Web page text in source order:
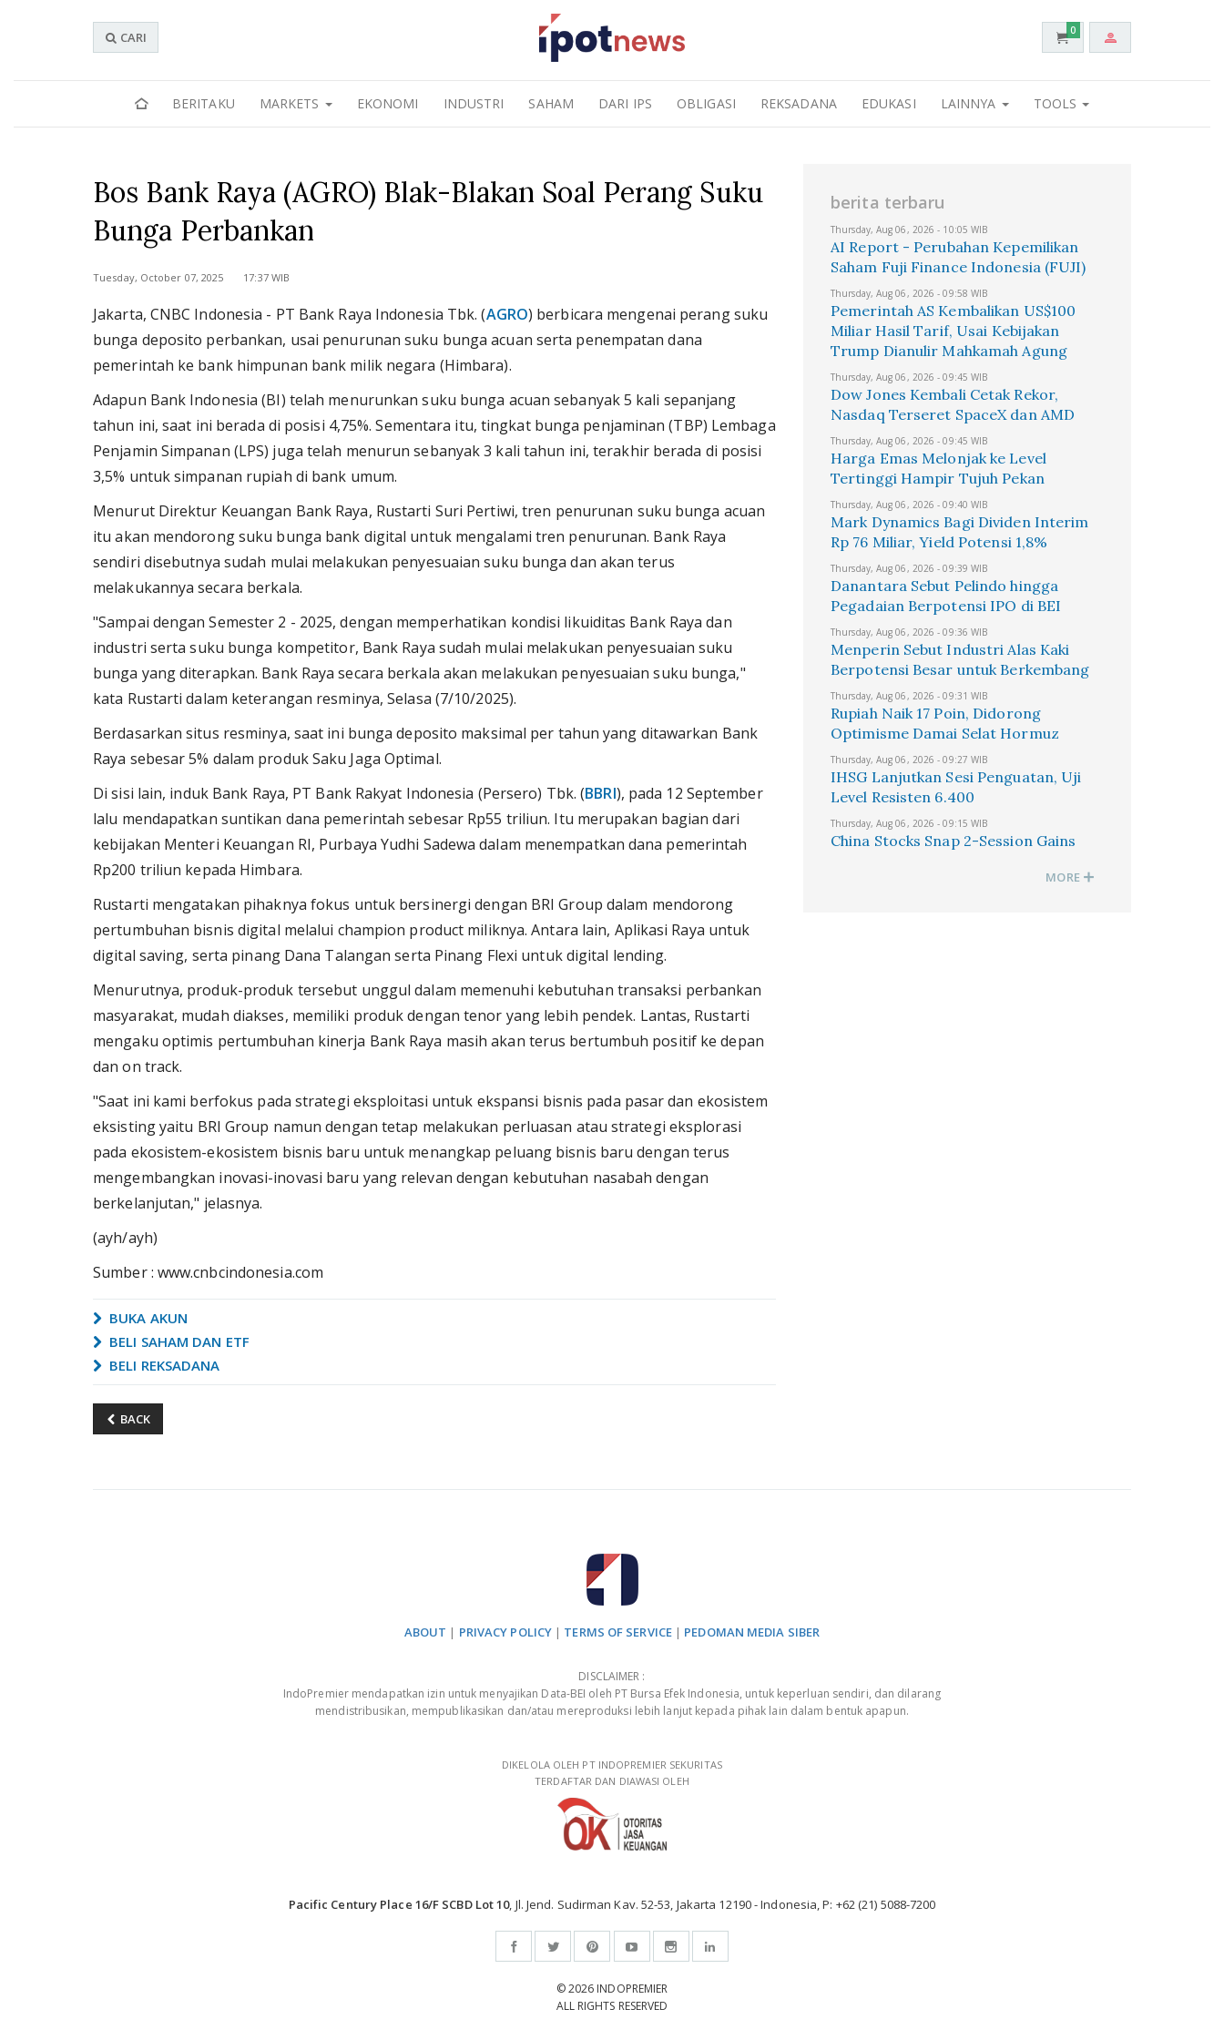
CARI 0
BERITAKU MARKETS EKONOMI INDUSTRI SAHAM DARI IPS OBLIGASI REKSADANA EDUKASI LAINNYA TOOLS
Bos Bank Raya (AGRO) Blak-Blakan Soal Perang Suku
Bunga Perbankan
Tuesday, October 07, 2025 17:37 WIB
Jakarta, CNBC Indonesia - PT Bank Raya Indonesia Tbk. (AGRO) berbicara mengenai perang suku
bunga deposito perbankan, usai penurunan suku bunga acuan serta penempatan dana
pemerintah ke bank himpunan bank milik negara (Himbara).
Adapun Bank Indonesia (BI) telah menurunkan suku bunga acuan sebanyak 5 kali sepanjang
tahun ini, saat ini berada di posisi 4,75%. Sementara itu, tingkat bunga penjaminan (TBP) Lembaga
Penjamin Simpanan (LPS) juga telah menurun sebanyak 3 kali tahun ini, terakhir berada di posisi
3,5% untuk simpanan rupiah di bank umum.
Menurut Direktur Keuangan Bank Raya, Rustarti Suri Pertiwi, tren penurunan suku bunga acuan
itu akan mendorong suku bunga bank digital untuk mengalami tren penurunan. Bank Raya
sendiri disebutnya sudah mulai melakukan penyesuaian suku bunga dan akan terus
melakukannya secara berkala.
"Sampai dengan Semester 2 - 2025, dengan memperhatikan kondisi likuiditas Bank Raya dan
industri serta suku bunga kompetitor, Bank Raya sudah mulai melakukan penyesuaian suku
bunga yang diterapkan. Bank Raya secara berkala akan melakukan penyesuaian suku bunga,"
kata Rustarti dalam keterangan resminya, Selasa (7/10/2025).
Berdasarkan situs resminya, saat ini bunga deposito maksimal per tahun yang ditawarkan Bank
Raya sebesar 5% dalam produk Saku Jaga Optimal.
Di sisi lain, induk Bank Raya, PT Bank Rakyat Indonesia (Persero) Tbk. (BBRI), pada 12 September
lalu mendapatkan suntikan dana pemerintah sebesar Rp55 triliun. Itu merupakan bagian dari
kebijakan Menteri Keuangan RI, Purbaya Yudhi Sadewa dalam menempatkan dana pemerintah
Rp200 triliun kepada Himbara.
Rustarti mengatakan pihaknya fokus untuk bersinergi dengan BRI Group dalam mendorong
pertumbuhan bisnis digital melalui champion product miliknya. Antara lain, Aplikasi Raya untuk
digital saving, serta pinang Dana Talangan serta Pinang Flexi untuk digital lending.
Menurutnya, produk-produk tersebut unggul dalam memenuhi kebutuhan transaksi perbankan
masyarakat, mudah diakses, memiliki produk dengan tenor yang lebih pendek. Lantas, Rustarti
mengaku optimis pertumbuhan kinerja Bank Raya masih akan terus bertumbuh positif ke depan
dan on track.
"Saat ini kami berfokus pada strategi eksploitasi untuk ekspansi bisnis pada pasar dan ekosistem
eksisting yaitu BRI Group namun dengan tetap melakukan perluasan atau strategi eksplorasi
pada ekosistem-ekosistem bisnis baru untuk menangkap peluang bisnis baru dengan terus
mengembangkan inovasi-inovasi baru yang relevan dengan kebutuhan nasabah dengan
berkelanjutan," jelasnya.
(ayh/ayh)
Sumber : www.cnbcindonesia.com
BUKA AKUN
BELI SAHAM DAN ETF
BELI REKSADANA
BACK
berita terbaru
Thursday, Aug 06, 2026 - 10:05 WIB
AI Report - Perubahan Kepemilikan
Saham Fuji Finance Indonesia (FUJI)
Thursday, Aug 06, 2026 - 09:58 WIB
Pemerintah AS Kembalikan US$100
Miliar Hasil Tarif, Usai Kebijakan
Trump Dianulir Mahkamah Agung
Thursday, Aug 06, 2026 - 09:45 WIB
Dow Jones Kembali Cetak Rekor,
Nasdaq Terseret SpaceX dan AMD
Thursday, Aug 06, 2026 - 09:45 WIB
Harga Emas Melonjak ke Level
Tertinggi Hampir Tujuh Pekan
Thursday, Aug 06, 2026 - 09:40 WIB
Mark Dynamics Bagi Dividen Interim
Rp 76 Miliar, Yield Potensi 1,8%
Thursday, Aug 06, 2026 - 09:39 WIB
Danantara Sebut Pelindo hingga
Pegadaian Berpotensi IPO di BEI
Thursday, Aug 06, 2026 - 09:36 WIB
Menperin Sebut Industri Alas Kaki
Berpotensi Besar untuk Berkembang
Thursday, Aug 06, 2026 - 09:31 WIB
Rupiah Naik 17 Poin, Didorong
Optimisme Damai Selat Hormuz
Thursday, Aug 06, 2026 - 09:27 WIB
IHSG Lanjutkan Sesi Penguatan, Uji
Level Resisten 6.400
Thursday, Aug 06, 2026 - 09:15 WIB
China Stocks Snap 2-Session Gains
MORE
ABOUT | PRIVACY POLICY | TERMS OF SERVICE| PEDOMAN MEDIA SIBER
DISCLAIMER :
IndoPremier mendapatkan izin untuk menyajikan Data-BEI oleh PT Bursa Efek Indonesia, untuk keperluan sendiri, dan dilarang
mendistribusikan, mempublikasikan dan/atau mereproduksi lebih lanjut kepada pihak lain dalam bentuk apapun.
DIKELOLA OLEH PT INDOPREMIER SEKURITAS
TERDAFTAR DAN DIAWASI OLEH
Pacific Century Place 16/F SCBD Lot 10, Jl. Jend. Sudirman Kav. 52-53, Jakarta 12190 - Indonesia, P: +62 (21) 5088-7200
© 2026 INDOPREMIER
ALL RIGHTS RESERVED